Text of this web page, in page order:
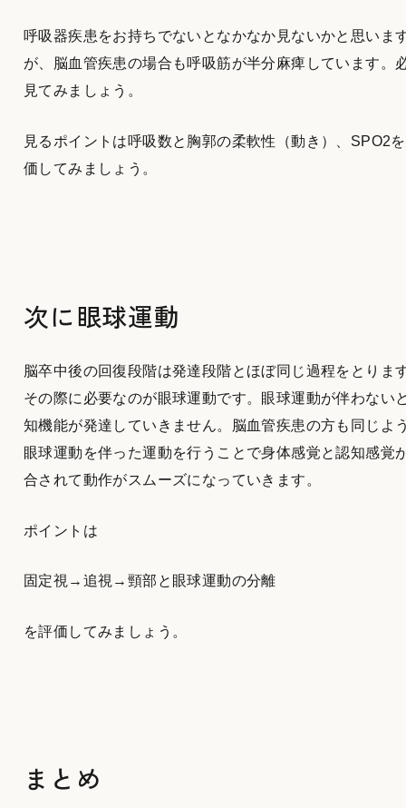
呼吸器疾患をお持ちでないとなかなか見ないかと思いま
が、脳血管疾患の場合も呼吸筋が半分麻痺しています。
見てみましょう。
見るポイントは呼吸数と胸郭の柔軟性（動き）、SPO2
価してみましょう。
次に眼球運動
脳卒中後の回復段階は発達段階とほぼ同じ過程をとりま
その際に必要なのが眼球運動です。眼球運動が伴わない
知機能が発達していきません。脳血管疾患の方も同じよ
眼球運動を伴った運動を行うことで身体感覚と認知感覚
合されて動作がスムーズになっていきます。
ポイントは
固定視→追視→頸部と眼球運動の分離
を評価してみましょう。
まとめ